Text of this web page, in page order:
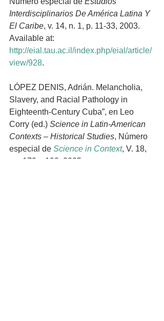
Interdisciplinarios De América Latina Y
El Caribe, v. 14, n. 1, p. 11-33, 2003.
Available at:
http://eial.tau.ac.il/index.php/eial/article/
view/928.
LÓPEZ DENIS, Adrián. Melancholia,
Slavery, and Racial Pathology in
Eighteenth-Century Cuba”, en Leo
Corry (ed.) Science in Latin-American
Contexts – Historical Studies, Número
especial de Science in Context, V. 18,
pp. 179 – 199, 2005.